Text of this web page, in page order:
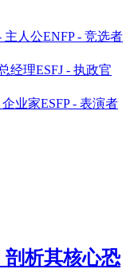
主人公ENFP - 竞选者
经理ESFJ - 执政官
企业家ESFP - 表演者
剖析其核心恐